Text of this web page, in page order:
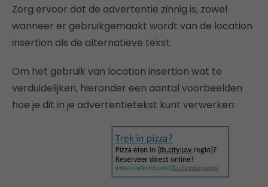
Zorg ervoor dat de advertentie zinnig is, zowel
wanneer er gebruikgemaakt wordt van de location
insertion als de alternatieve tekst.
Om het gebruik van location insertion wat te
verduidelijken, hieronder een aantal voorbeelden
hoe je dit in je advertentietekst kunt verwerken: